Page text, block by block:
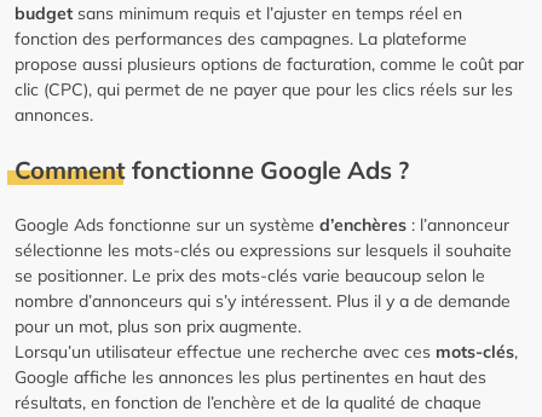
budget sans minimum requis et l’ajuster en temps réel en
fonction des performances des campagnes. La plateforme
propose aussi plusieurs options de facturation, comme le coût par
clic (CPC), qui permet de ne payer que pour les clics réels sur les
annonces.
Comment fonctionne Google Ads ?
Google Ads fonctionne sur un système d’enchères : l’annonceur
sélectionne les mots-clés ou expressions sur lesquels il souhaite
se positionner. Le prix des mots-clés varie beaucoup selon le
nombre d’annonceurs qui s’y intéressent. Plus il y a de demande
pour un mot, plus son prix augmente.
Lorsqu’un utilisateur effectue une recherche avec ces mots-clés,
Google affiche les annonces les plus pertinentes en haut des
résultats, en fonction de l’enchère et de la qualité de chaque